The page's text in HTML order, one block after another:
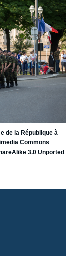
de la République à
Commons
3.0 Unported